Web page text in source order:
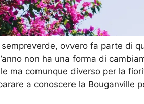
sempreverde, ovvero fa parte di
non ha una forma di
ma comunque diverso per la
a conoscere la Bouganville